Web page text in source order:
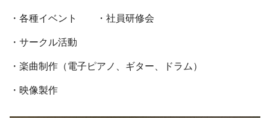
・各種イベント ・社員研修会
・サークル活動
・楽曲制作（電子ピアノ、ギター、ドラム）
・映像製作